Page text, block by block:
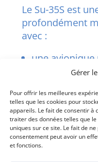
Gérer
Pour offrir les meilleures
telles que les cookies pour
appareils. Le fait de consentir à
traiter des données telles que
uniques sur ce site. Le fait de
consentement peut avoir un
et fonctions.
Le Su-35S est
profondément
avec :
une avionique
des moteurs
une
Pourquoi
possède-